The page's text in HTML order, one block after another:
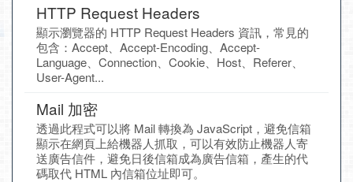
HTTP Request Headers
顯示瀏覽器的 HTTP Request Headers 資訊，常見的
包含：Accept、Accept-Encoding、Accept-
Language、Connection、Cookie、Host、Referer、
User-Agent...
Mail 加密
透過此程式可以將 Mail 轉換為 JavaScript，避免信箱
顯示在網頁上給機器人抓取，可以有效防止機器人寄
送廣告信件，避免日後信箱成為廣告信箱，產生的代
碼取代 HTML 內信箱位址即可。